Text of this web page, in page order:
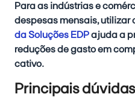
Para as indústrias e
despesas mensais, utilizar
da Soluções EDPajuda a
reduções de gasto em
cativo.
Principais